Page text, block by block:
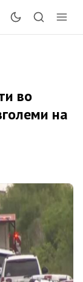
во
на